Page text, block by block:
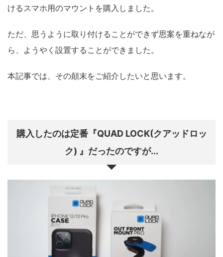
けるスマホ用のマウントを購入しました。
ただ、思うように取り付けることができず思案を重ねなが
ら、ようやく設置することができました。
本記事では、その顛末をご紹介したいと思います。
購入したのは定番『QUAD LOCK(クアッドロッ
ク) 』だったのですが...